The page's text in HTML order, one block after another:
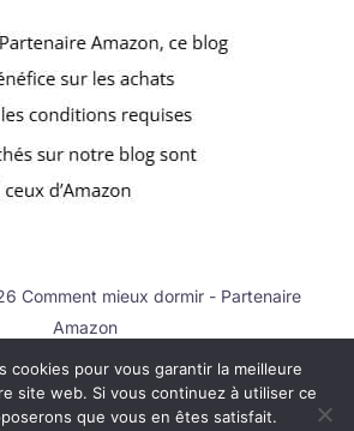
Comment mieux dormir - Partenaire
Amazon
Contact
Mentions légales
cookies pour vous garantir la meilleure
site web. Si vous continuez à utiliser ce
que vous en êtes satisfait.